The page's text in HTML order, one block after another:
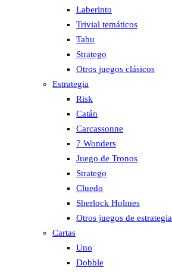
Laberinto
Trivial temáticos
Tabu
Stratego
Otros juegos clásicos
Estrategia
Risk
Catán
Carcassonne
7 Wonders
Juego de Tronos
Stratego
Cluedo
Sherlock Holmes
Otros juegos de estrategia
Cartas
Uno
Dobble